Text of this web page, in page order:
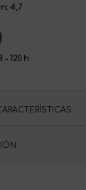
4,7
- 120 h